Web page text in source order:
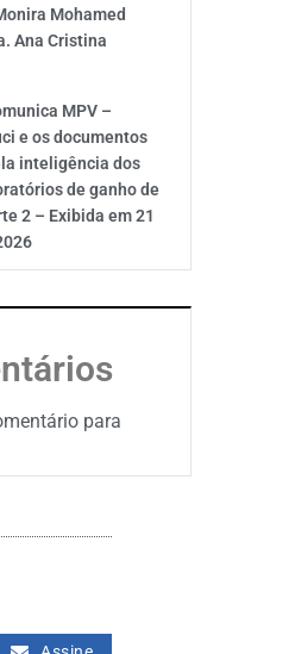
Mohamed
Ana Cristina
MPV –
e os documentos
inteligência dos
de ganho de
2 – Exibida em 21
para